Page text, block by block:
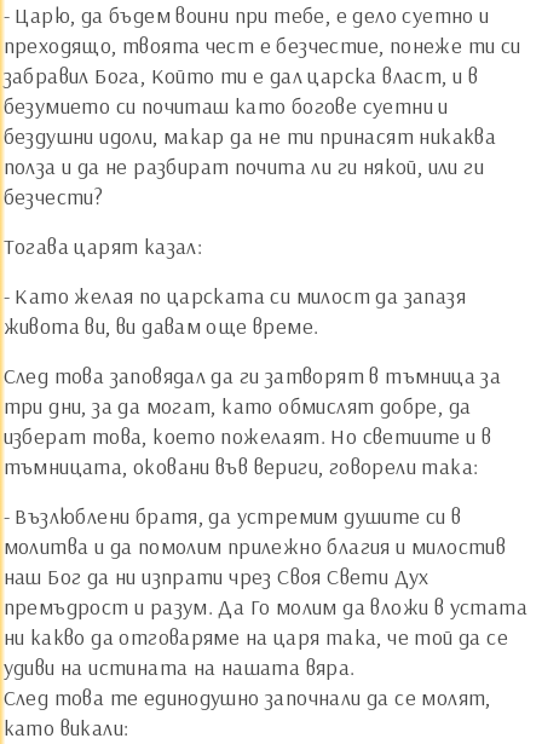
- Царю, да бъдем воини при тебе, е дело суетно и
преходящо, твоята чест е безчестие, понеже ти си
забравил Бога, Който ти е дал царска власт, и в
безумието си почиташ като богове суетни и
бездушни идоли, макар да не ти принасят никаква
полза и да не разбират почита ли ги някой, или ги
безчести?
Тогава царят казал:
- Като желая по царската си милост да запазя
живота ви, ви давам още време.
След това заповядал да ги затворят в тъмница за
три дни, за да могат, като обмислят добре, да
изберат това, което пожелаят. Но светиите и в
тъмницата, оковани във вериги, говорели така:
- Възлюблени братя, да устремим душите си в
молитва и да помолим прилежно благия и милостив
наш Бог да ни изпрати чрез Своя Свети Дух
премъдрост и разум. Да Го молим да вложи в устата
ни какво да отговаряме на царя така, че той да се
удиви на истината на нашата вяра.
След това те единодушно започнали да се молят,
като викали: